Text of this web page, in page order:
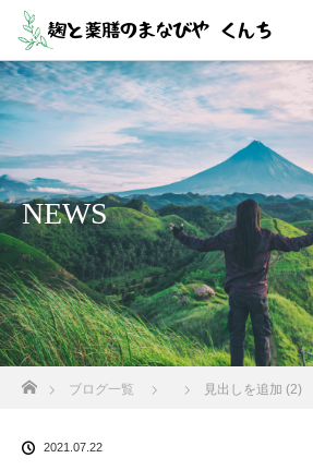
NEWS
ブログ一覧 見出しを追加 (2)
2021.07.22